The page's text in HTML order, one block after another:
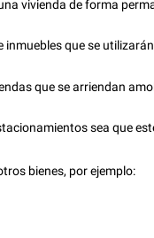
vivienda de forma
inmuebles que se
que se arriendan
sea que
bienes, por ejemplo: